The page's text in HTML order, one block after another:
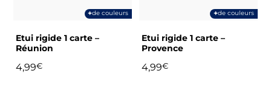
+de couleurs
Etui rigide 1 carte –
Réunion
4,99€
choisies
sur
la
page
+de couleurs
Etui rigide 1 carte –
Provence
4,99€
choisies
sur
la
page